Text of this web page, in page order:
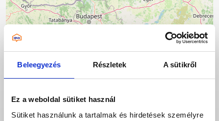
Beleegyezés Részletek A sütikről
Ez a weboldal sütiket használ
Sütiket használunk a tartalmak és hirdetések személyre